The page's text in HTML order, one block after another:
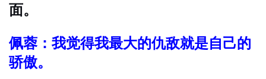
面。
佩蓉：我觉得我最大的仇敌就是自己的
骄傲。